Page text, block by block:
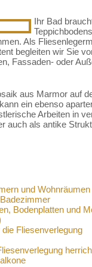
Ihr Bad
Als
begleiten wir Sie
Fassaden- oder
aus Marmor auf
ein ebenso
Arbeiten in
auch als antike
und Wohnräumen
Bodenplatten und
Fliesenverlegung